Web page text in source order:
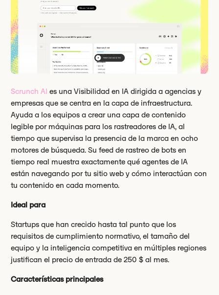
Scrunch AI es una Visibilidad en IA dirigida a agencias y
empresas que se centra en la capa de infraestructura.
Ayuda a los equipos a crear una capa de contenido
legible por máquinas para los rastreadores de IA, al
tiempo que supervisa la presencia de la marca en ocho
motores de búsqueda. Su feed de rastreo de bots en
tiempo real muestra exactamente qué agentes de IA
están navegando por tu sitio web y cómo interactúan con
tu contenido en cada momento.
Ideal para
Startups que han crecido hasta tal punto que los
requisitos de cumplimiento normativo, el tamaño del
equipo y la inteligencia competitiva en múltiples regiones
justifican el precio de entrada de 250 $ al mes.
Características principales